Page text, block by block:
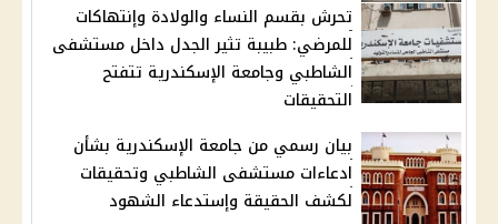
تحرش بقسم النساء والولادة وإنتهاكات
للمرضي: طبيبة تثير الجدل داخل مستشفى
الشاطبي وجامعة الإسكندرية تتفتح
التحقيقات
بيان رسمي من جامعة الإسكندرية بشأن
ادعاءات مستشفى الشاطبي وتحقيقات
لكشف الحقيقة وإستدعاء الشهود